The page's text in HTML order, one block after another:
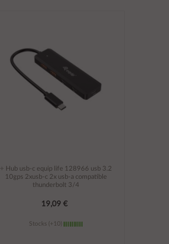
÷ Hub usb-c equip life 128966 usb 3.2
10gps 2xusb-c 2x usb-a compatible
thunderbolt 3/4
19,09 €
Stocks (+10)